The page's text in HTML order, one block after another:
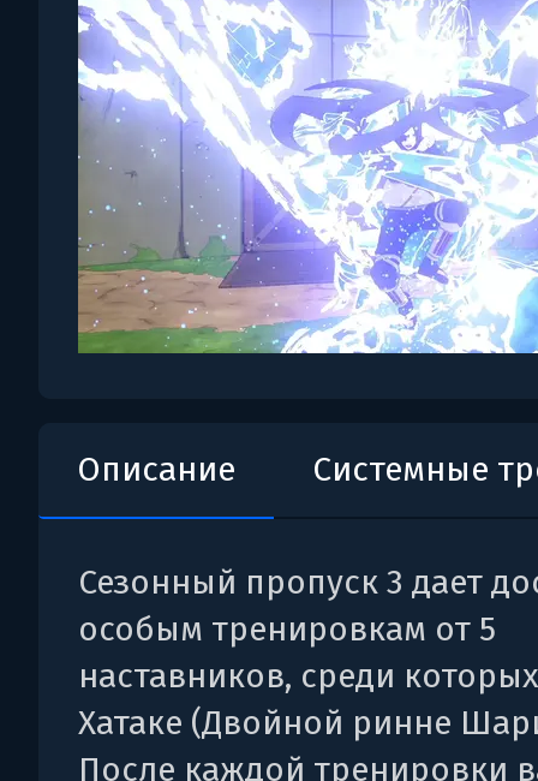
Описание Системные
Сезонный пропуск 3 дает
особым тренировкам от 5
наставников, среди
Хатаке (Двойной ринне
После каждой тренировки